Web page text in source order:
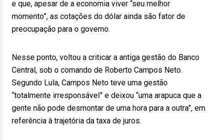
e que, apesar de a economia viver “seu melhor
momento”, as cotações do dólar ainda são fator de
preocupação para o governo.
Nesse ponto, voltou a criticar a antiga gestão do Banco
Central, sob o comando de Roberto Campos Neto.
Segundo Lula, Campos Neto teve uma gestão
“totalmente irresponsável” e deixou “uma arapuca que a
gente não pode desmontar de uma hora para a outra”, em
referência à trajetória da taxa de juros.